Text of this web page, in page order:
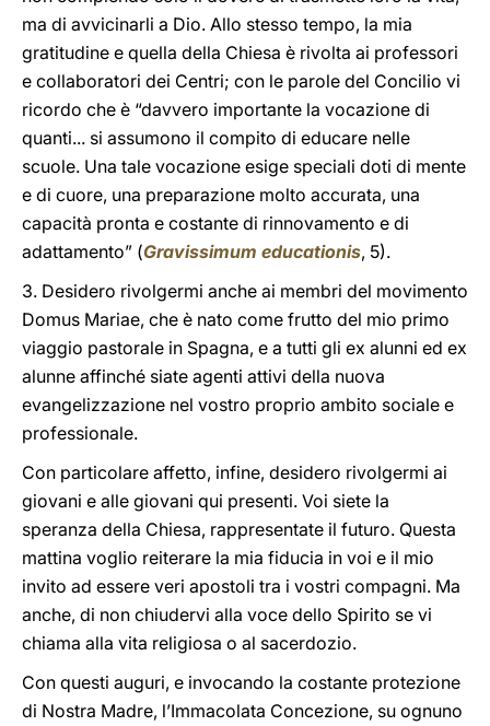
ma di avvicinarli a Dio. Allo stesso tempo, la mia
gratitudine e quella della Chiesa è rivolta ai professori
e collaboratori dei Centri; con le parole del Concilio vi
ricordo che è “davvero importante la vocazione di
quanti... si assumono il compito di educare nelle
scuole. Una tale vocazione esige speciali doti di mente
e di cuore, una preparazione molto accurata, una
capacità pronta e costante di rinnovamento e di
adattamento” (Gravissimum educationis, 5).
3. Desidero rivolgermi anche ai membri del movimento
Domus Mariae, che è nato come frutto del mio primo
viaggio pastorale in Spagna, e a tutti gli ex alunni ed ex
alunne affinché siate agenti attivi della nuova
evangelizzazione nel vostro proprio ambito sociale e
professionale.
Con particolare affetto, infine, desidero rivolgermi ai
giovani e alle giovani qui presenti. Voi siete la
speranza della Chiesa, rappresentate il futuro. Questa
mattina voglio reiterare la mia fiducia in voi e il mio
invito ad essere veri apostoli tra i vostri compagni. Ma
anche, di non chiudervi alla voce dello Spirito se vi
chiama alla vita religiosa o al sacerdozio.
Con questi auguri, e invocando la costante protezione
di Nostra Madre, l’Immacolata Concezione, su ognuno